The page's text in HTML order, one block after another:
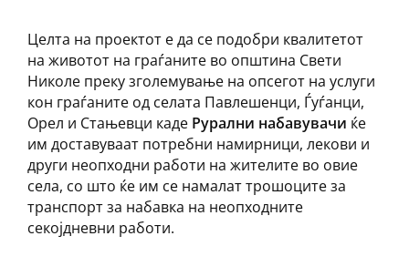
Целта на проектот е да се подобри квалитетот
на животот на граѓаните во општина Свети
Николе преку зголемување на опсегот на услуги
кон граѓаните од селата Павлешенци, Ѓуѓанци,
Орел и Стањевци каде Рурални набавувачи ќе
им доставуваат потребни намирници, лекови и
други неопходни работи на жителите во овие
села, со што ќе им се намалат трошоците за
транспорт за набавка на неопходните
секојдневни работи.